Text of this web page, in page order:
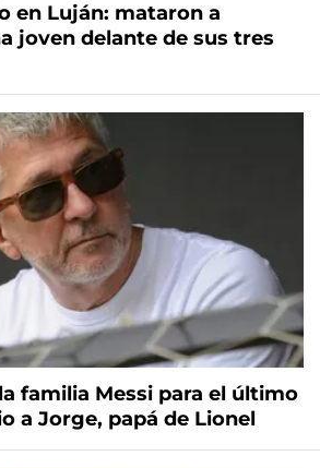
en Luján: mataron a
joven delante de sus tres
familia Messi para el último
a Jorge, papá de Lionel